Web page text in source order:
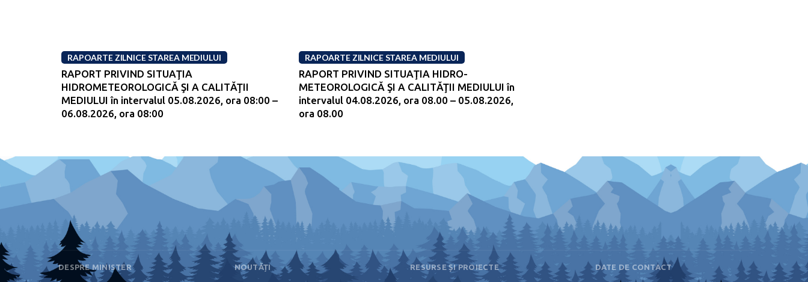
RAPOARTE ZILNICE STAREA MEDIULUI
RAPORT PRIVIND SITUAŢIA
HIDROMETEOROLOGICĂ ŞI A CALITĂŢII
MEDIULUI în intervalul 05.08.2026, ora 08:00 –
06.08.2026, ora 08:00
RAPOARTE ZILNICE STAREA MEDIULUI
RAPORT PRIVIND SITUAŢIA HIDRO-
METEOROLOGICĂ ŞI A CALITĂŢII MEDIULUI în
intervalul 04.08.2026, ora 08.00 – 05.08.2026,
ora 08.00
DESPRE MINISTER NOUTĂȚI RESURSE ȘI PROIECTE DATE DE CONTACT